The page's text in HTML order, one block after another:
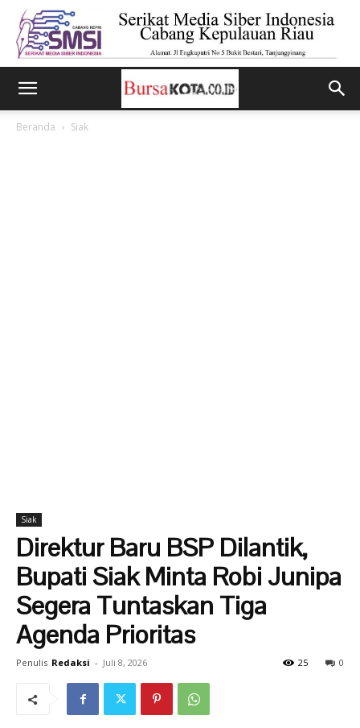
Beranda Siak
Siak
Direktur Baru BSP Dilantik,
Bupati Siak Minta Robi Junipa
Segera Tuntaskan Tiga
Agenda Prioritas
Penulis Redaksi - Juli 8, 2026 0
25